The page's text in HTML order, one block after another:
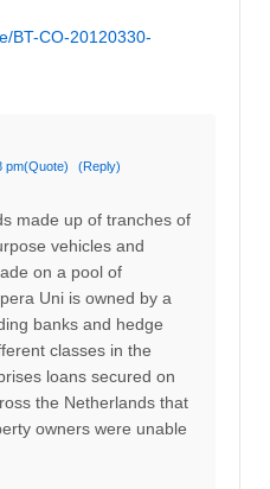
BT-CO-20120330-
pm(Quote) (Reply)
made up of tranches of
vehicles and
on a pool of
Uni is owned by a
banks and hedge
classes in the
loans secured on
the Netherlands that
owners were unable